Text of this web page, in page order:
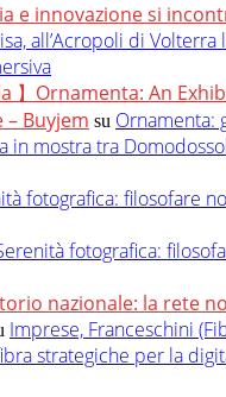
e innovazione si
all’Acropoli di
】Ornamenta: An
– Buyjem su Ornamenta:
in mostra tra
fotografica: filosofare
fotografica:
nazionale: la rete
Imprese, Franceschini
strategiche per la